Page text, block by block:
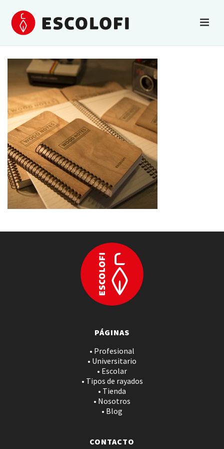
PÁGINAS
• Profesional
• Universitario
• Escolar
• Tipos de rayados
• Tienda
• Nosotros
• Blog
CONTACTO